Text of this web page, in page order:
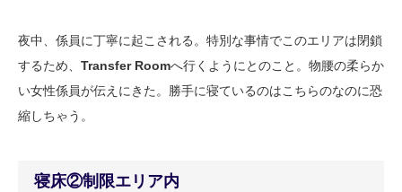
夜中、係員に丁寧に起こされる。特別な事情でこのエリアは閉鎖
するため、 Transfer Roomへ行くようにとのこと。物腰の柔らか
い女性係員が伝えにきた。勝手に寝ているのはこちらのなのに恐
縮しちゃう。
寝床②制限エリア内